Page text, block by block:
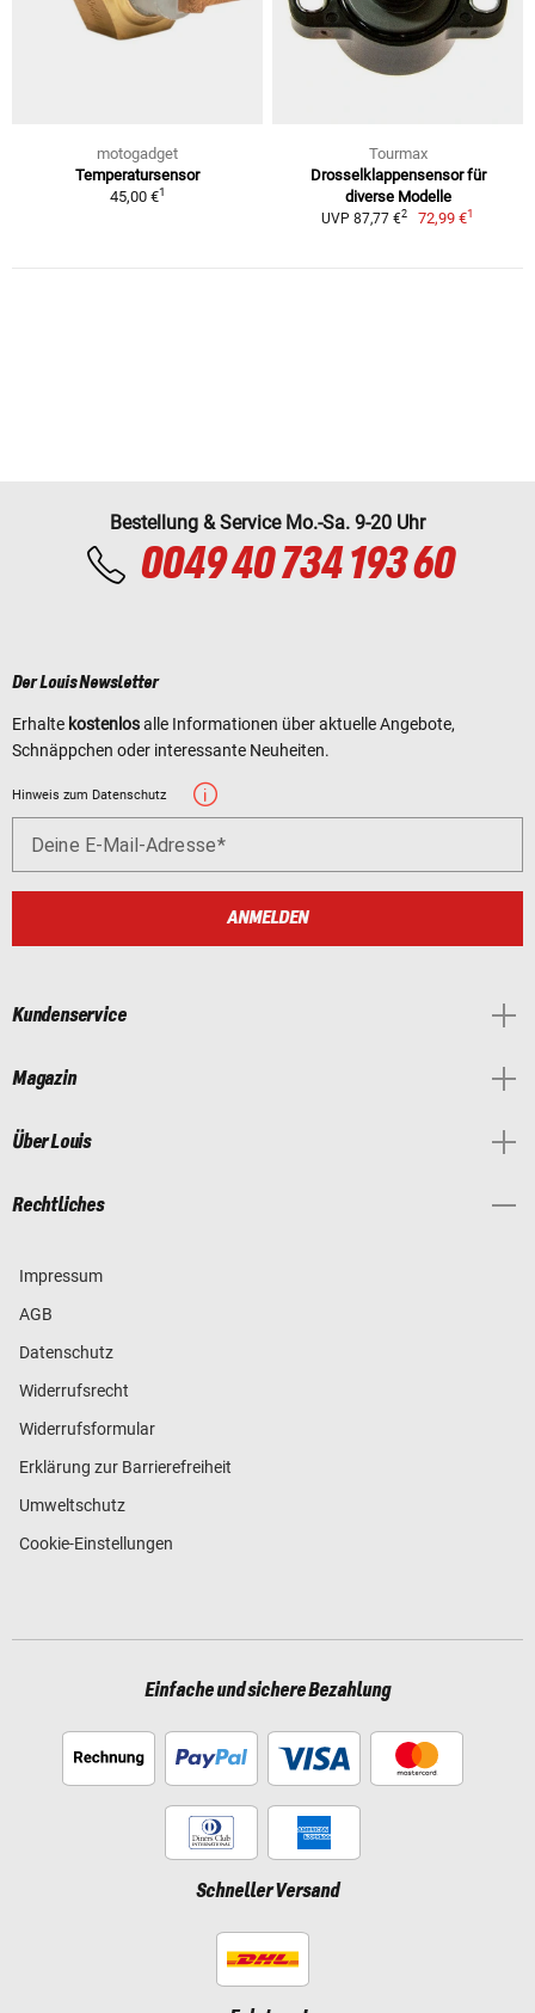
motogadget
Temperatursensor
45,00 €1
Tourmax
Drosselklappensensor für
diverse Modelle
UVP 87,77 €2 72,99 €1
Bestellung & Service Mo.-Sa. 9-20 Uhr
0049 40 734 193 60
Der Louis Newsletter
Erhalte kostenlosalle Informationen über aktuelle Angebote,
Schnäppchen oder interessante Neuheiten.
Hinweis zum Datenschutz
Deine E-Mail-Adresse
ANMELDEN
Kundenservice
Magazin
Über Louis
Rechtliches
Impressum
AGB
Datenschutz
Widerrufsrecht
Widerrufsformular
Erklärung zur Barrierefreiheit
Umweltschutz
Cookie-Einstellungen
Einfache und sichere Bezahlung
Schneller Versand